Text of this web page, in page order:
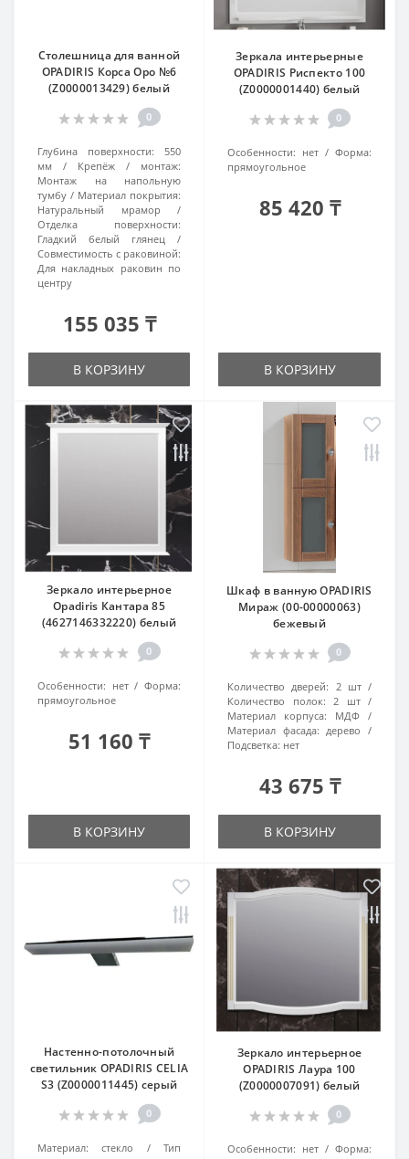
Столешница для ванной
OPADIRIS Корса Оро №6
(Z0000013429) белый
0
Глубина поверхности:
550
мм
Крепёж / монтаж:
Монтаж на напольную
тумбу
Материал покрытия:
Натуральный мрамор
Отделка поверхности:
Гладкий белый глянец
Совместимость с раковиной:
Для накладных раковин по
центру
155 035 ₸
В КОРЗИНУ
Зеркала интерьерные
OPADIRIS Риспекто 100
(Z0000001440) белый
0
Особенности: нет
Форма:
прямоугольное
85 420 ₸
В КОРЗИНУ
Зеркало интерьерное
Opadiris Кантара 85
(4627146332220) белый
0
Особенности: нет
Форма:
прямоугольное
51 160 ₸
В КОРЗИНУ
Шкаф в ванную OPADIRIS
Мираж (00-00000063)
бежевый
0
Количество дверей: 2 шт
Количество полок: 2 шт
Материал корпуса:
МДФ
Материал фасада: дерево
Подсветка: нет
43 675 ₸
В КОРЗИНУ
Настенно-потолочный
светильник OPADIRIS CELIA
S3 (Z0000011445) серый
0
Материал: стекло
Тип
Зеркало интерьерное
OPADIRIS Лаура 100
(Z0000007091) белый
0
Особенности: нет
Форма: